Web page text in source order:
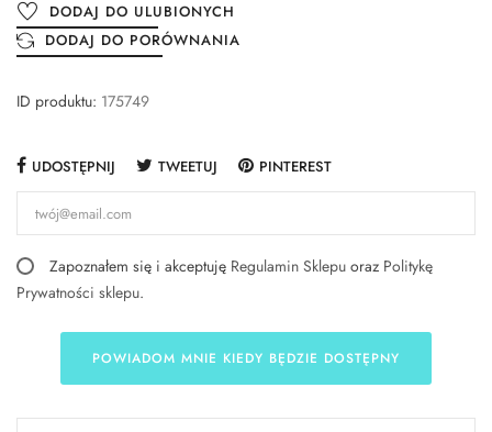
DODAJ DO ULUBIONYCH
DODAJ DO PORÓWNANIA
ID produktu: 175749
UDOSTĘPNIJ TWEETUJ PINTEREST
Zapoznałem się i akceptuję Regulamin Sklepu oraz Politykę
Prywatności sklepu.
POWIADOM MNIE KIEDY BĘDZIE DOSTĘPNY